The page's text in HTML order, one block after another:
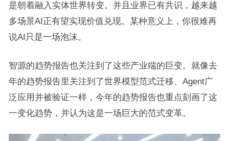
是朝着融入实体世界转变。并且业界已有共识，越来越
多场景AI正有望实现价值兑现。某种意义上，你很难再
说AI只是一场泡沫。
智源的趋势报告也关注到了这些产业端的巨变。就像去
年的趋势报告里关注到了世界模型范式迁移、Agent广
泛应用并被验证一样，今年的趋势报告也重点刻画了这
一变化趋势，并认为这是一场巨大的范式变革。